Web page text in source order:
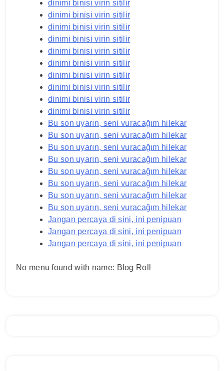
dinimi binisi virin sitilir
dinimi binisi virin sitilir
dinimi binisi virin sitilir
dinimi binisi virin sitilir
dinimi binisi virin sitilir
dinimi binisi virin sitilir
dinimi binisi virin sitilir
dinimi binisi virin sitilir
dinimi binisi virin sitilir
dinimi binisi virin sitilir
Bu son uyarın, seni vuracağım hilekar
Bu son uyarın, seni vuracağım hilekar
Bu son uyarın, seni vuracağım hilekar
Bu son uyarın, seni vuracağım hilekar
Bu son uyarın, seni vuracağım hilekar
Bu son uyarın, seni vuracağım hilekar
Bu son uyarın, seni vuracağım hilekar
Bu son uyarın, seni vuracağım hilekar
Jangan percaya di sini, ini penipuan
Jangan percaya di sini, ini penipuan
Jangan percaya di sini, ini penipuan
No menu found with name: Blog Roll